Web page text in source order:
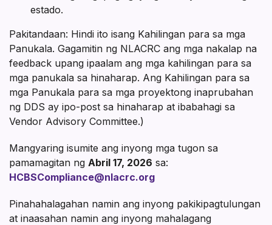
estado.
Pakitandaan: Hindi ito isang Kahilingan para sa mga
Panukala. Gagamitin ng NLACRC ang mga nakalap na
feedback upang ipaalam ang mga kahilingan para sa
mga panukala sa hinaharap. Ang Kahilingan para sa
mga Panukala para sa mga proyektong inaprubahan
ng DDS ay ipo-post sa hinaharap at ibabahagi sa
Vendor Advisory Committee.)
Mangyaring isumite ang inyong mga tugon sa
pamamagitan ng Abril 17, 2026 sa:
HCBSCompliance@nlacrc.org
Pinahahalagahan namin ang inyong pakikipagtulungan
at inaasahan namin ang inyong mahalagang